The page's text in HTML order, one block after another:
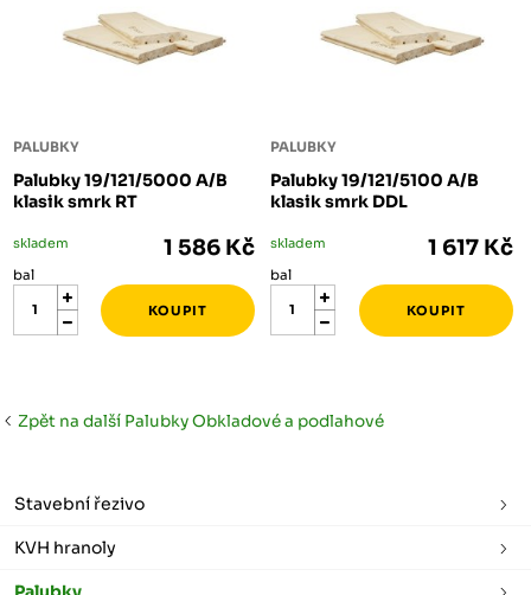
PALUBKY
Palubky 19/121/5000 A/B
klasik smrk RT
skladem 1 586 Kč
bal
PALUBKY
Palubky 19/121/5100 A/B
klasik smrk DDL
skladem 1 617 Kč
bal
Zpět na další Palubky Obkladové a podlahové
Stavební řezivo
KVH hranoly